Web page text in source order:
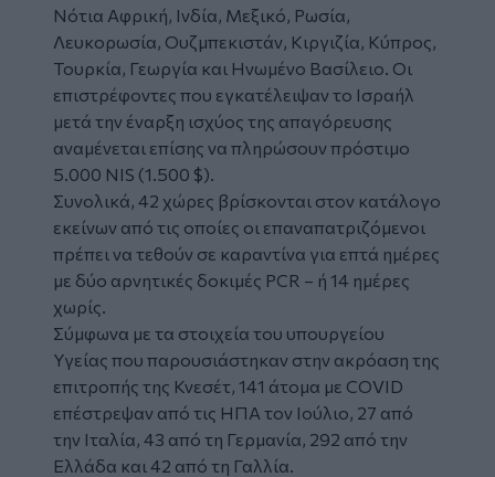
Νότια Αφρική, Ινδία, Μεξικό, Ρωσία,
Λευκορωσία, Ουζμπεκιστάν, Κιργιζία, Κύπρος,
Τουρκία, Γεωργία και Ηνωμένο Βασίλειο. Οι
επιστρέφοντες που εγκατέλειψαν το Ισραήλ
μετά την έναρξη ισχύος της απαγόρευσης
αναμένεται επίσης να πληρώσουν πρόστιμο
5.000 NIS (1.500 $).
Συνολικά, 42 χώρες βρίσκονται στον κατάλογο
εκείνων από τις οποίες οι επαναπατριζόμενοι
πρέπει να τεθούν σε καραντίνα για επτά ημέρες
με δύο αρνητικές δοκιμές PCR – ή 14 ημέρες
χωρίς.
Σύμφωνα με τα στοιχεία του υπουργείου
Υγείας που παρουσιάστηκαν στην ακρόαση της
επιτροπής της Κνεσέτ, 141 άτομα με COVID
επέστρεψαν από τις ΗΠΑ τον Ιούλιο, 27 από
την Ιταλία, 43 από τη Γερμανία, 292 από την
Ελλάδα και 42 από τη Γαλλία.